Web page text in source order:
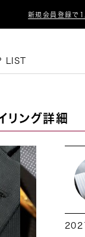
新規会員登録で
LIST
リング詳細